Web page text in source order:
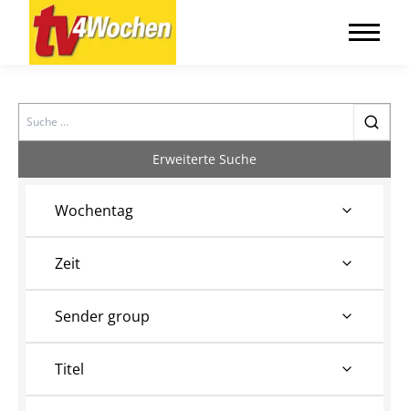
Search
Erweiterte Suche
Wochentag
Zeit
Sender group
Titel